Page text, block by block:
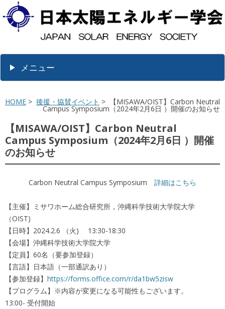
メニュー
HOME > 後援・協賛イベント > 【MISAWA/OIST】Carbon Neutral
Campus Symposium（2024年2月6日 ）開催のお知らせ
【MISAWA/OIST】Carbon Neutral
Campus Symposium（2024年2月6日 ）開催
のお知らせ
Carbon Neutral Campus Symposium 詳細はこちら
【主催】ミサワホーム総合研究所，沖縄科学技術大学院大学
（OIST)
【日時】2024.2.6 （火) 13:30-18:30
【会場】沖縄科学技術大学院大学
【定員】60名（要参加登録）
【言語】日本語（一部通訳あり）
【参加登録】 https://forms.office.com/r/da1bw5zisw
【プログラム】※内容が変更になる可能性もございます。
13:00- 受付開始